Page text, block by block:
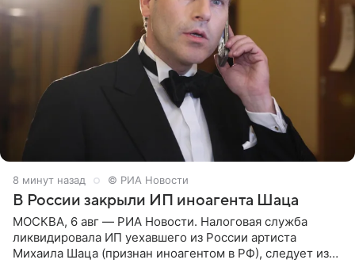
8 минут назад © РИА Новости
В России закрыли ИП иноагента Шаца
МОСКВА, 6 авг — РИА Новости. Налоговая служба
ликвидировала ИП уехавшего из России артиста
Михаила Шаца (признан иноагентом в РФ), следует из